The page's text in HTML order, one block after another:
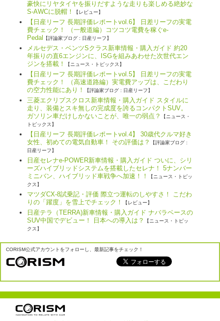
豪快にリヤタイヤを振りだすような走りも楽しめる絶妙な
S-AWCに脱帽！
【レビュー】
【日産リーフ 長期評価レポートvol.6】 日差リーフの実電
費チェック！ （一般道編）コツコツ電費を稼ぐe-
Pedal
【評論家ブログ : 日産リーフ】
メルセデス・ベンツSクラス新車情報・購入ガイド 約20
年振りの直6エンジンに、ISGを組みあわせた次世代エン
ジンを搭載！
【ニュース・トピックス】
【日産リーフ 長期評価レポートvol.5】 日差リーフの実電
費チェック！ （高速道路編）実電費アップは、こだわり
の空力性能にあり！
【評論家ブログ : 日産リーフ】
三菱エクリプスクロス新車情報・購入ガイド スタイルに
走り、装備とスキ無しの完成度を誇るコンパクトSUV。
ガソリン車だけしかないことが、唯一の弱点？
【ニュース・
トピックス】
【日産リーフ 長期評価レポートvol.4】 30歳代クルマ好き
女性、初めての電気自動車！ その評価は？
【評論家ブログ :
日産リーフ】
日産セレナe-POWER新車情報・購入ガイド ついに、シリ
ーズハイブリッドシステムを搭載したセレナ！ 5ナンバー
ミニバン、ハイブリッド車戦争へ加速！！
【ニュース・トピッ
クス】
マツダCX-8試乗記・評価 際立つ運転のしやすさ！ こだわ
りの「躍度」を雪上でチェック！
【レビュー】
日産テラ（TERRA)新車情報・購入ガイド ナバラベースの
SUV中国でデビュー！ 日本への導入は？
【ニュース・トピッ
クス】
CORISM公式アカウントをフォローし、最新記事をチェック！